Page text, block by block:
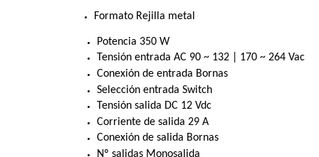
Formato Rejilla metal
Potencia 350 W
Tensión entrada AC 90 ~ 132 | 170 ~ 264 Vac
Conexión de entrada Bornas
Selección entrada Switch
Tensión salida DC 12 Vdc
Corriente de salida 29 A
Conexión de salida Bornas
Nº salidas Monosalida